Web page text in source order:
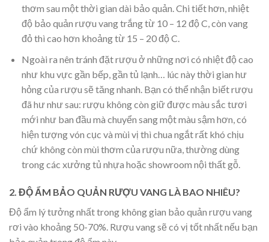
thơm sau một thời gian dài bảo quản. Chi tiết hơn, nhiệt
độ bảo quản rượu vang trắng từ 10 – 12 độ C, còn vang
đỏ thì cao hơn khoảng từ 15 – 20 độ C.
Ngoài ra nên tránh đặt rượu ở những nơi có nhiệt độ cao
như khu vực gần bếp, gần tủ lạnh… lúc này thời gian hư
hỏng của rượu sẽ tăng nhanh. Bạn có thể nhận biết rượu
đã hư như sau: rượu không còn giữ được màu sắc tươi
mới như ban đầu mà chuyển sang một màu sậm hơn, có
hiện tượng vón cục và mùi vị thì chua ngắt rất khó chịu
chứ không còn mùi thơm của rượu nữa, thường dùng
trong các xưởng tủ nhựa hoặc showroom nội thất gỗ.
2. ĐỘ ẨM BẢO QUẢN RƯỢU VANG LÀ BAO NHIÊU?
Độ ẩm lý tưởng nhất trong không gian bảo quản rượu vang
rơi vào khoảng 50-70%. Rượu vang sẽ có vị tốt nhất nếu bạn